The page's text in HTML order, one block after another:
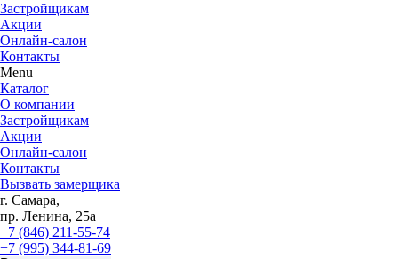
Застройщикам
Акции
Онлайн-салон
Контакты
Menu
Каталог
О компании
Застройщикам
Акции
Онлайн-салон
Контакты
Вызвать замерщика
г. Самара,
пр. Ленина, 25а
+7 (846) 211-55-74
+7 (995) 344-81-69